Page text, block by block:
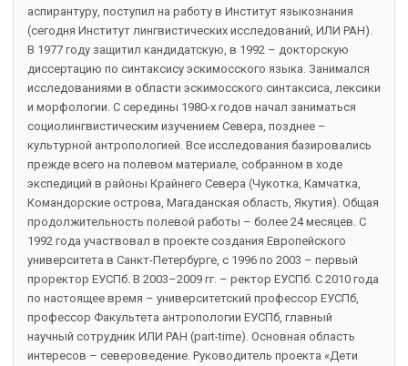
аспирантуру, поступил на работу в Институт языкознания
(сегодня Институт лингвистических исследований, ИЛИ РАН).
В 1977 году защитил кандидатскую, в 1992 – докторскую
диссертацию по синтаксису эскимосского языка. Занимался
исследованиями в области эскимосского синтаксиса, лексики
и морфологии. С середины 1980-х годов начал заниматься
социолингвистическим изучением Севера, позднее –
культурной антропологией. Все исследования базировались
прежде всего на полевом материале, собранном в ходе
экспедиций в районы Крайнего Севера (Чукотка, Камчатка,
Командорские острова, Магаданская область, Якутия). Общая
продолжительность полевой работы – более 24 месяцев. С
1992 года участвовал в проекте создания Европейского
университета в Санкт-Петербурге, с 1996 по 2003 – первый
проректор ЕУСПб. В 2003–2009 гг. – ректор ЕУСПб. С 2010 года
по настоящее время – университетский профессор ЕУСПб,
профессор Факультета антропологии ЕУСПб, главный
научный сотрудник ИЛИ РАН (part-time). Основная область
интересов – североведение. Руководитель проекта «Дети